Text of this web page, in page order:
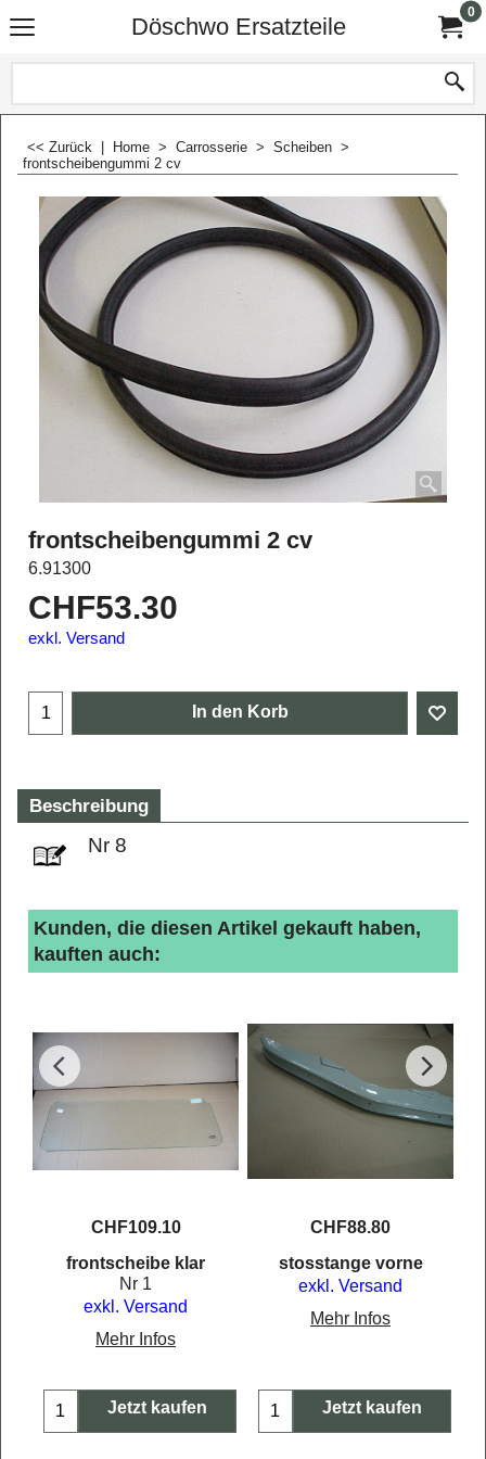
Döschwo Ersatzteile
0
<< Zurück Home > Carrosserie > Scheiben >
frontscheibengummi 2 cv
frontscheibengummi 2 cv
6.91300
CHF53.30
exkl. Versand
In den Korb
Beschreibung
Nr 8
Kunden, die diesen Artikel gekauft haben,
kauften auch:
CHF109.10
frontscheibe klar
Nr 1
exkl. Versand
Mehr Infos
Jetzt kaufen
CHF88.80
stosstange vorne
exkl. Versand
Mehr Infos
Jetzt kaufen